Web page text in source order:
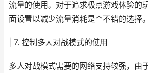
流量的使用。对于追求极点游戏体验的
面设置以减少流量消耗是个不错的选择。
| 7. 控制多人对战模式的使用
多人对战模式需要的网络支持较强，由